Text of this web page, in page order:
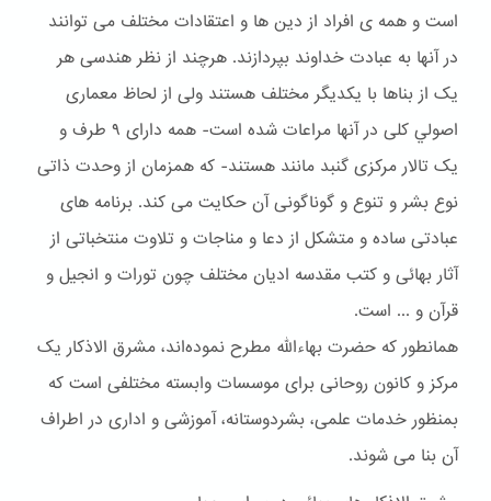
است و همه ی افراد از دین ها و اعتقادات مختلف می توانند
در آنها به عبادت خداوند بپردازند. هرچند از نظر هندسی هر
یک از بناها با یکدیگر مختلف هستند ولی از لحاظ معماری
اصولي کلی در آنها مراعات شده است- همه دارای ۹ طرف و
یک تالار مرکزی گنبد مانند هستند- که همزمان از وحدت ذاتی
نوع بشر و تنوع و گوناگونی آن حکایت می کند. برنامه های
عبادتی ساده و متشکل از دعا و مناجات و تلاوت منتخباتی از
آثار بهائی و کتب مقدسه ادیان مختلف چون تورات و انجیل و
قرآن و ... است.
همانطور که حضرت بهاءالله مطرح نموده‌اند، مشرق الاذکار یک
مرکز و کانون روحانی برای موسسات وابسته مختلفی است که
بمنظور خدمات علمی، بشردوستانه، آموزشی و اداری در اطراف
آن بنا می شوند.